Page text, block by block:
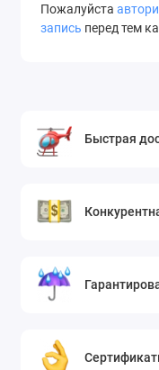
Пожалуйста
запись перед тем
Быстрая